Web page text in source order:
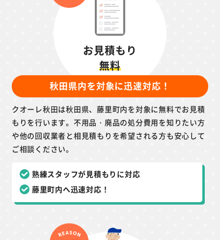
お見積もり
無料
秋田県内を対象に迅速対応！
クオーレ秋田は秋田県、藤里町内を対象に無料でお見積
もりを行います。不用品・廃品の処分費用を知りたい方
や他の回収業者と相見積もりを希望される方も安心して
ご相談ください。
熟練スタッフが見積もりに対応
藤里町内へ迅速対応！